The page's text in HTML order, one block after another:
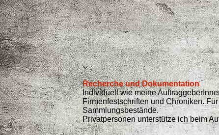
Recherche und Dokumentation
Individuell wie meine
Firmenfestschriften und Chroniken.
Sammlungsbestände.
Privatpersonen unterstütze ich beim